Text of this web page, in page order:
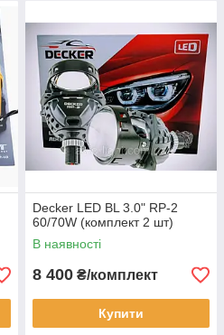
Decker LED BL 3.0" RP-2
60/70W (комплект 2 шт)
В наявності
8 400 ₴/комплект
Купити